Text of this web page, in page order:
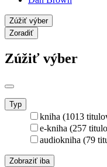
Zúžiť výber
Zoradiť
Zúžiť výber
Typ
kniha (1013
e-kniha (257
audiokniha (79
Zobraziť iba